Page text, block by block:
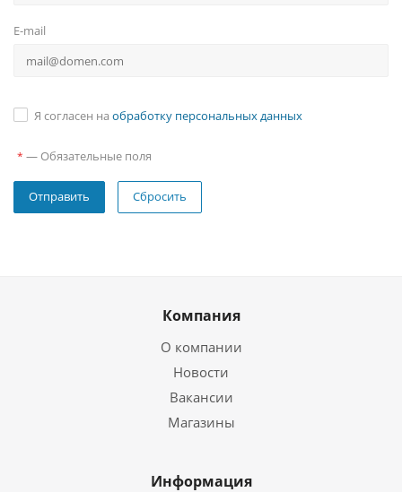
E-mail
Я согласен на обработку персональных данных
* — Обязательные поля
Сбросить
Компания
О компании
Новости
Вакансии
Магазины
Информация